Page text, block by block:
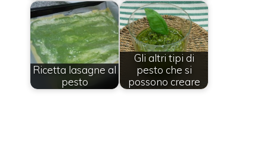
Ricetta lasagne al
pesto
Gli altri tipi di
pesto che si
possono creare